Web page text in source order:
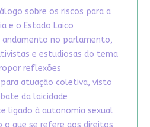
sobre os riscos para a
e o Estado Laico
andamento no parlamento,
e estudiosas do tema
reflexões
para atuação coletiva, visto
da laicidade
ligado à autonomia sexual
o que se refere aos direitos